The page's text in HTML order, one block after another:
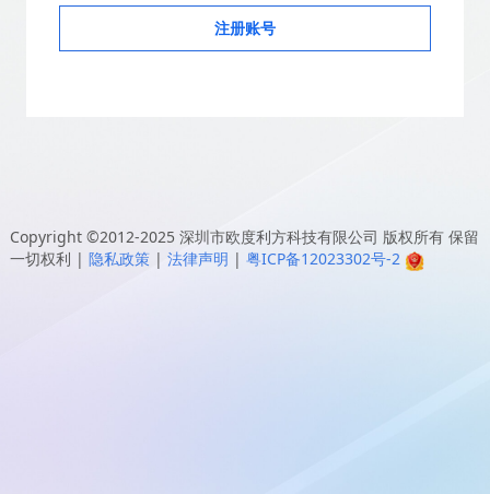
注册账号
Copyright ©2012-2025 深圳市欧度利方科技有限公司 版权所有 保留
一切权利 | 隐私政策 | 法律声明 | 粤ICP备12023302号-2